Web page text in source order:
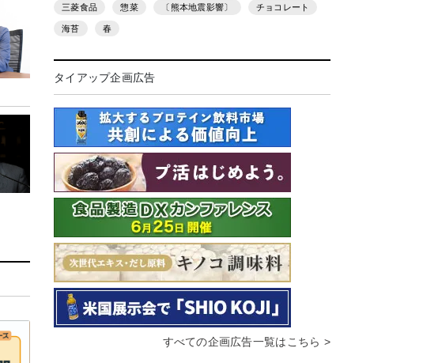
三菱食品 惣菜 〔熊本地震影響〕 チョコレート
海苔 春
タイアップ企画広告
すべての企画広告一覧はこちら >